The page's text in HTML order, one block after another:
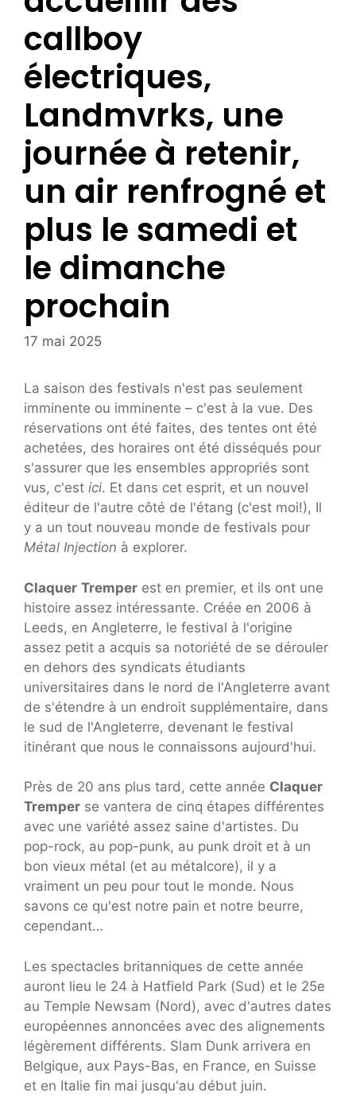
callboy
électriques,
Landmvrks, une
journée à retenir,
un air renfrogné et
plus le samedi et
le dimanche
prochain
17 mai 2025
La saison des festivals n'est pas seulement
imminente ou imminente – c'est à la vue. Des
réservations ont été faites, des tentes ont été
achetées, des horaires ont été disséqués pour
s'assurer que les ensembles appropriés sont
vus, c'est ici. Et dans cet esprit, et un nouvel
éditeur de l'autre côté de l'étang (c'est moi!), Il
y a un tout nouveau monde de festivals pour
Métal Injection à explorer.
Claquer Tremper est en premier, et ils ont une
histoire assez intéressante. Créée en 2006 à
Leeds, en Angleterre, le festival à l'origine
assez petit a acquis sa notoriété de se dérouler
en dehors des syndicats étudiants
universitaires dans le nord de l'Angleterre avant
de s'étendre à un endroit supplémentaire, dans
le sud de l'Angleterre, devenant le festival
itinérant que nous le connaissons aujourd'hui.
Près de 20 ans plus tard, cette année Claquer
Tremper se vantera de cinq étapes différentes
avec une variété assez saine d'artistes. Du
pop-rock, au pop-punk, au punk droit et à un
bon vieux métal (et au métalcore), il y a
vraiment un peu pour tout le monde. Nous
savons ce qu'est notre pain et notre beurre,
cependant…
Les spectacles britanniques de cette année
auront lieu le 24 à Hatfield Park (Sud) et le 25e
au Temple Newsam (Nord), avec d'autres dates
européennes annoncées avec des alignements
légèrement différents. Slam Dunk arrivera en
Belgique, aux Pays-Bas, en France, en Suisse
et en Italie fin mai jusqu'au début juin.